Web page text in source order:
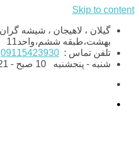
Skip to content
بهشت،طبقه ششم،واحد11
تلفن تماس : 09115423930
شنبه - پنجشنبه